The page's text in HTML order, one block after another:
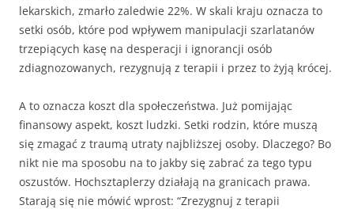
lekarskich, zmarło zaledwie 22%. W skali kraju oznacza to
setki osób, które pod wpływem manipulacji szarlatanów
trzepiących kasę na desperacji i ignorancji osób
zdiagnozowanych, rezygnują z terapii i przez to żyją krócej.
A to oznacza koszt dla społeczeństwa. Już pomijając
finansowy aspekt, koszt ludzki. Setki rodzin, które muszą
się zmagać z traumą utraty najbliższej osoby. Dlaczego? Bo
nikt nie ma sposobu na to jakby się zabrać za tego typu
oszustów. Hochsztaplerzy działają na granicach prawa.
Starają się nie mówić wprost: “Zrezygnuj z terapii